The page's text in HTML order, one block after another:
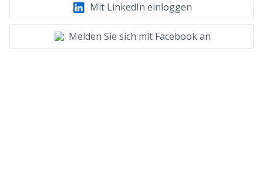
Mit LinkedIn einloggen
Melden Sie sich mit Facebook an